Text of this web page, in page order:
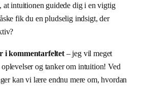
at intuitionen guidede dig i en vigtig
fik du en pludselig indsigt, der
i kommentarfeltet– jeg vil meget
og tanker om intuition! Ved
kan vi lære endnu mere om, hvordan